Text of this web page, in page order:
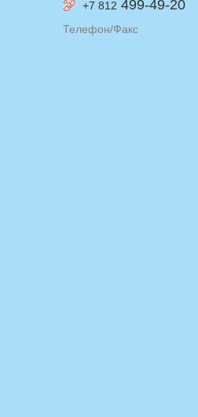
+7 812 499-49-20
Телефон/Факс